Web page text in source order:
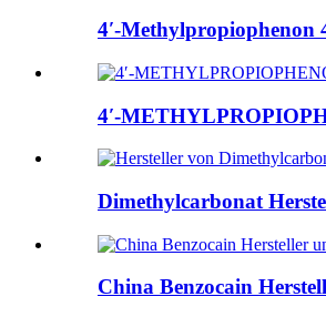
4′-Methylpropiophenon
4′-
Dimethylcarbonat
China Benzocain